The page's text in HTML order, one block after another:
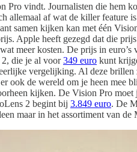
vindt. Journalisten die hem
af wat de killer feature
samen kijken kan met één
Apple heeft gezegd dat die
meer kosten. De prijs in
2, die je al voor349 euro kunt
vergelijking. Al deze
ook de wereld om je heen
kijken. De Vision Pro moet
2 begint bij 3.849 euro. De
maar in het assortiment van